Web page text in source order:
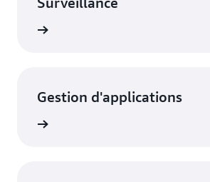
Gestion d'applications